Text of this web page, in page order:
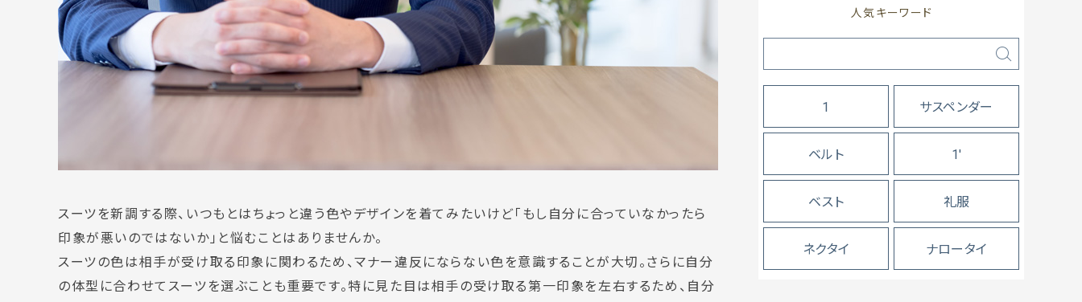
スーツを新調する際、いつもとはちょっと違う色やデザインを着てみたいけど「もし自分に合っていなかったら
印象が悪いのではないか」 と悩むことはありませんか。
スーツの色は相手が受け取る印象に関わるため、マナー違反にならない色 を意識することが大切。さらに自分
の体型に合わせてスーツを選ぶことも重要です。特に見た目は相手の受け取る第一印象を左右する ため、自分
人気キーワード
1 サスペンダー
ベルト 1'
ベスト 礼服
ネクタイ ナロータイ